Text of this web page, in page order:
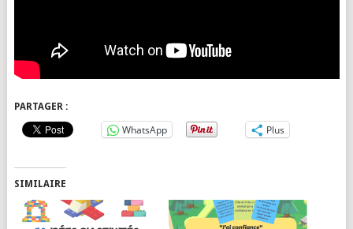
PARTAGER :
WhatsApp Plus
SIMILAIRE